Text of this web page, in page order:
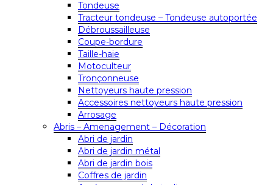
Tondeuse
Tracteur tondeuse – Tondeuse autoportée
Débroussailleuse
Coupe-bordure
Taille-haie
Motoculteur
Tronçonneuse
Nettoyeurs haute pression
Accessoires nettoyeurs haute pression
Arrosage
Abris – Amenagement – Décoration
Abri de jardin
Abri de jardin métal
Abri de jardin bois
Coffres de jardin